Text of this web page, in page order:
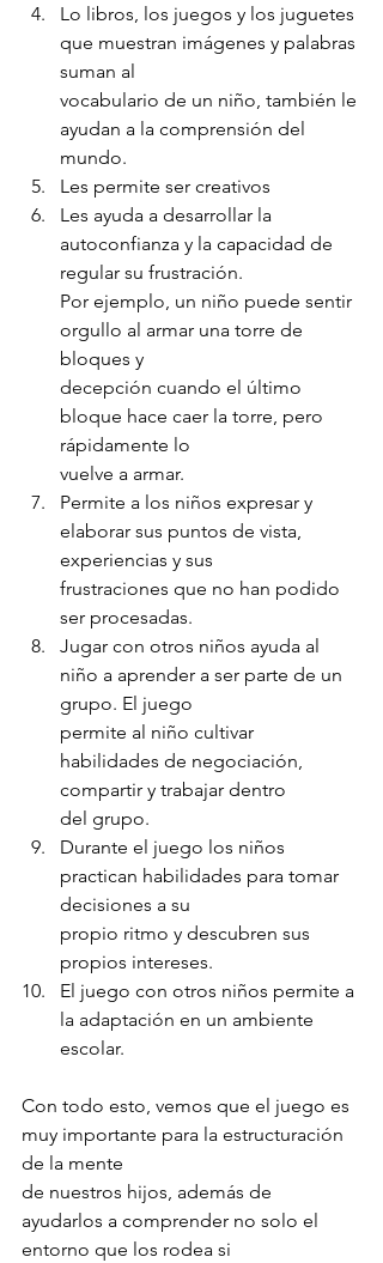
Lo libros, los juegos y los juguetes
que muestran imágenes y palabras
suman al
vocabulario de un niño, también le
ayudan a la comprensión del
mundo.
Les permite ser creativos
Les ayuda a desarrollar la
autoconfianza y la capacidad de
regular su frustración.
Por ejemplo, un niño puede sentir
orgullo al armar una torre de
bloques y
decepción cuando el último
bloque hace caer la torre, pero
rápidamente lo
vuelve a armar.
Permite a los niños expresar y
elaborar sus puntos de vista,
experiencias y sus
frustraciones que no han podido
ser procesadas.
Jugar con otros niños ayuda al
niño a aprender a ser parte de un
grupo. El juego
permite al niño cultivar
habilidades de negociación,
compartir y trabajar dentro
del grupo.
Durante el juego los niños
practican habilidades para tomar
decisiones a su
propio ritmo y descubren sus
propios intereses.
El juego con otros niños permite a
la adaptación en un ambiente
escolar.
Con todo esto, vemos que el juego es
muy importante para la estructuración
de la mente
de nuestros hijos, además de
ayudarlos a comprender no solo el
entorno que los rodea si